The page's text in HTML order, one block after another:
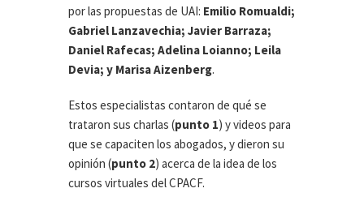
por las propuestas de UAI: Emilio Romualdi;
Gabriel Lanzavechia; Javier Barraza;
Daniel Rafecas; Adelina Loianno; Leila
Devia; y Marisa Aizenberg.
Estos especialistas contaron de qué se
trataron sus charlas (punto 1) y videos para
que se capaciten los abogados, y dieron su
opinión (punto 2) acerca de la idea de los
cursos virtuales del CPACF.